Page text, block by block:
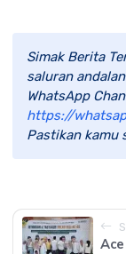
Simak Berita
saluran
WhatsApp
https://
Pastikan kamu